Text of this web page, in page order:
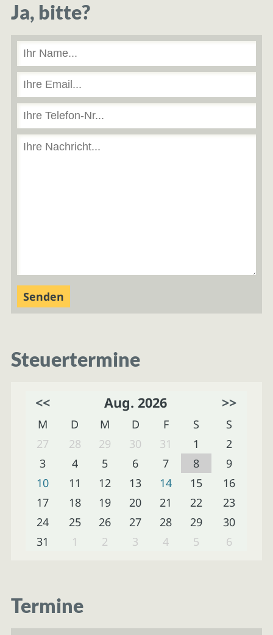
Ja, bitte?
Steuertermine
<< Aug. 2026 >>
M D M D F S
S
27
28 29 30 31 1
2
3
4 5 6 7 8
9
10
11 12 13 14 15
16
17
18 19 20 21 22
23
24
25 26 27 28 29
30
31
1 2 3 4 5 6
Termine